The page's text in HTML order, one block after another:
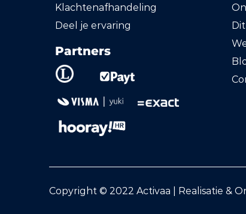
Klachtenafhandeling
Deel je ervaring
Partners
Copyright © 2022 Activaa | Realisatie &